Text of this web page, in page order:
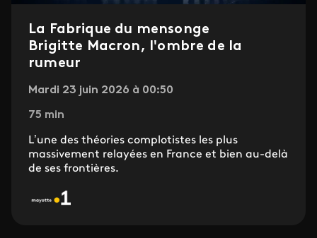
La Fabrique du mensonge
Brigitte Macron, l'ombre de la
rumeur
Mardi 23 juin 2026 à 00:50
75 min
L’une des théories complotistes les plus
massivement relayées en France et bien au-delà
de ses frontières.